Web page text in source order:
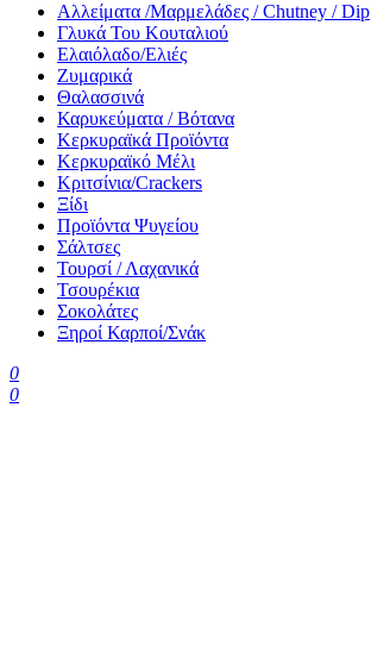
Αλλείματα /Μαρμελάδες / Chutney / Dip
Γλυκά Του Κουταλιού
Ελαιόλαδο/Ελιές
Ζυμαρικά
Θαλασσινά
Καρυκεύματα / Βότανα
Κερκυραϊκά Προϊόντα
Κερκυραϊκό Μέλι
Κριτσίνια/Crackers
Ξίδι
Προϊόντα Ψυγείου
Σάλτσες
Τουρσί / Λαχανικά
Τσουρέκια
Σοκολάτες
Ξηροί Καρποί/Σνάκ
0
0